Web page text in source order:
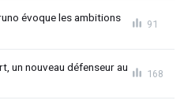
évoque les ambitions
91
un nouveau défenseur au
168